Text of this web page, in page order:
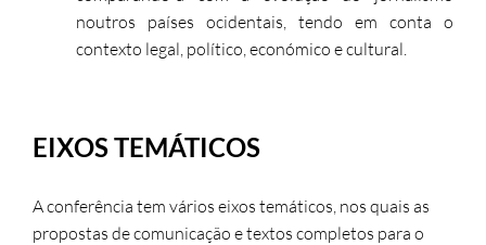
noutros países ocidentais, tendo em conta o
contexto legal, político, económico e cultural.
EIXOS TEMÁTICOS
A conferência tem vários eixos temáticos, nos quais as
propostas de comunicação e textos completos para o